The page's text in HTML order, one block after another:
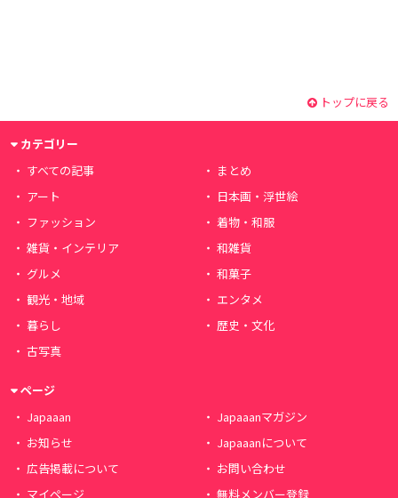
トップに戻る
カテゴリー
すべての記事
まとめ
アート
日本画・浮世絵
ファッション
着物・和服
雑貨・インテリア
和雑貨
グルメ
和菓子
観光・地域
エンタメ
暮らし
歴史・文化
古写真
ページ
Japaaan
Japaaanマガジン
お知らせ
Japaaanについて
広告掲載について
お問い合わせ
マイページ
無料メンバー登録